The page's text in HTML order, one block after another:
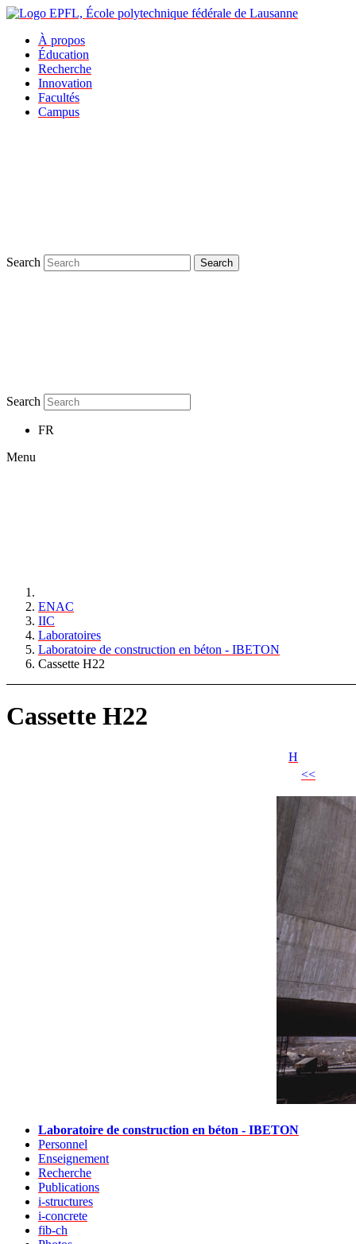
À propos
Éducation
Recherche
Innovation
Facultés
Campus
Search Search
Search
FR
Menu
ENAC
IIC
Laboratoires
Laboratoire de construction en béton - IBETON
Cassette H22
Cassette H22
H
<<
Laboratoire de construction en béton - IBETON
Personnel
Enseignement
Recherche
Publications
i-structures
i-concrete
fib-ch